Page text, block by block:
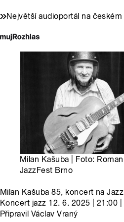
Největší audioportál na
Milan Kašuba | Foto:
JazzFest Brno
Milan Kašuba 85, koncert na
Koncert jazz 12. 6. 2025 | 21:00 |
Připravil Václav Vraný